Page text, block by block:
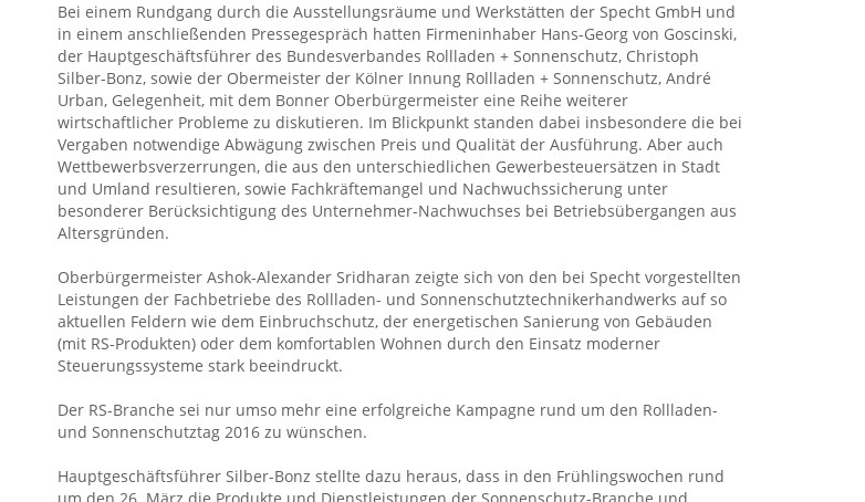
Bei einem Rundgang durch die Ausstellungsräume und Werkstätten der Specht GmbH und
in einem anschließenden Pressegespräch hatten Firmeninhaber Hans-Georg von Goscinski,
der Hauptgeschäftsführer des Bundesverbandes Rollladen + Sonnenschutz, Christoph
Silber-Bonz, sowie der Obermeister der Kölner Innung Rollladen + Sonnenschutz, André
Urban, Gelegenheit, mit dem Bonner Oberbürgermeister eine Reihe weiterer
wirtschaftlicher Probleme zu diskutieren. Im Blickpunkt standen dabei insbesondere die bei
Vergaben notwendige Abwägung zwischen Preis und Qualität der Ausführung. Aber auch
Wettbewerbsverzerrungen, die aus den unterschiedlichen Gewerbesteuersätzen in Stadt
und Umland resultieren, sowie Fachkräftemangel und Nachwuchssicherung unter
besonderer Berücksichtigung des Unternehmer-Nachwuchses bei Betriebsübergangen aus
Altersgründen.
Oberbürgermeister Ashok-Alexander Sridharan zeigte sich von den bei Specht vorgestellten
Leistungen der Fachbetriebe des Rollladen- und Sonnenschutztechnikerhandwerks auf so
aktuellen Feldern wie dem Einbruchschutz, der energetischen Sanierung von Gebäuden
(mit RS-Produkten) oder dem komfortablen Wohnen durch den Einsatz moderner
Steuerungssysteme stark beeindruckt.
Der RS-Branche sei nur umso mehr eine erfolgreiche Kampagne rund um den Rollladen-
und Sonnenschutztag 2016 zu wünschen.
Hauptgeschäftsführer Silber-Bonz stellte dazu heraus, dass in den Frühlingswochen rund